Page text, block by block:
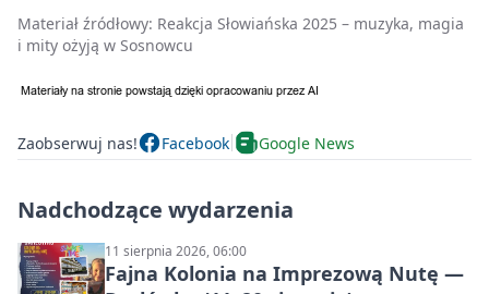
Materiał źródłowy: Reakcja Słowiańska 2025 – muzyka, magia
i mity ożyją w Sosnowcu
Zaobserwuj nas! Facebook Google News
Nadchodzące wydarzenia
11 sierpnia 2026, 06:00
Fajna Kolonia na Imprezową Nutę —